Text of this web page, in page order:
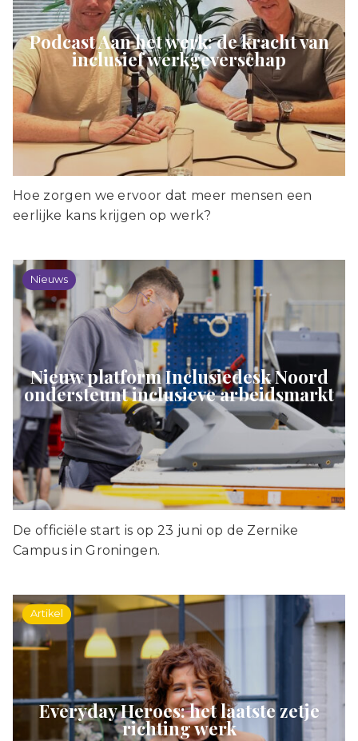
Podcast Aan het werk: de kracht van
inclusief werkgeverschap
Hoe zorgen we ervoor dat meer mensen een
eerlijke kans krijgen op werk?
Nieuws
Nieuw platform Inclusiedesk Noord
ondersteunt inclusieve arbeidsmarkt
De officiële start is op 23 juni op de Zernike
Campus in Groningen.
Artikel
Everyday Heroes: het laatste zetje
richting werk